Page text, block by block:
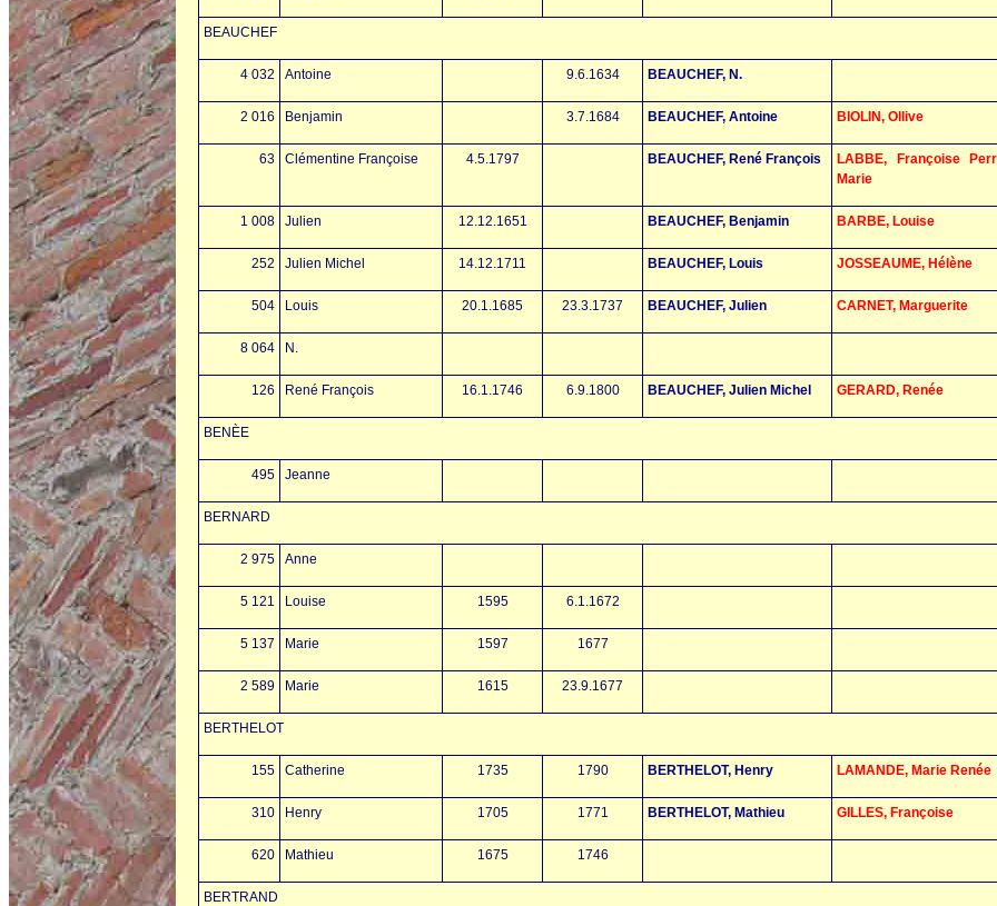
BEAUCHEF
4 032 Antoine 9.6.1634 BEAUCHEF, N.
2 016 Benjamin 3.7.1684 BEAUCHEF, Antoine BIOLIN, Ollive
63 Clémentine Françoise 4.5.1797 BEAUCHEF, René François
LABBE, Françoise
Marie
1 008 Julien 12.12.1651 BEAUCHEF, Benjamin BARBE, Louise
252 Julien Michel 14.12.1711 BEAUCHEF, Louis JOSSEAUME, Hélène
504 Louis 20.1.1685 23.3.1737 BEAUCHEF, Julien CARNET, Marguerite
8 064 N.
126 René François 16.1.1746 6.9.1800 BEAUCHEF, Julien Michel GERARD, Renée
BENÈE
495 Jeanne
BERNARD
2 975 Anne
5 121 Louise 1595 6.1.1672
5 137 Marie 1597 1677
2 589 Marie 1615 23.9.1677
BERTHELOT
155 Catherine 1735 1790 BERTHELOT, Henry LAMANDE, Marie Renée
310 Henry 1705 1771 BERTHELOT, Mathieu GILLES, Françoise
620 Mathieu 1675 1746
BERTRAND